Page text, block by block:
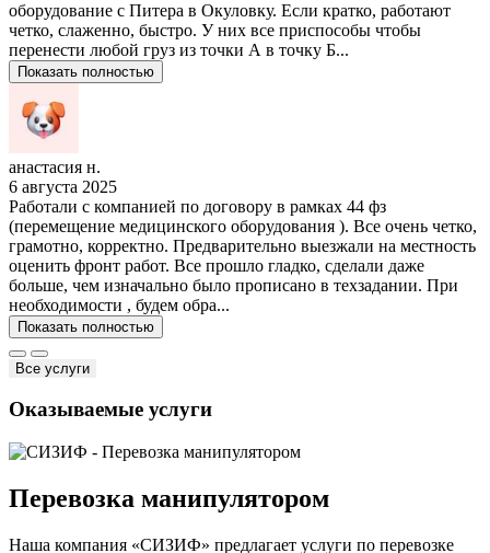
оборудование с Питера в Окуловку. Если кратко, работают
четко, слаженно, быстро. У них все приспособы чтобы
перенести любой груз из точки А в точку Б...
Показать полностью
анастасия н.
6 августа 2025
Работали с компанией по договору в рамках 44 фз
(перемещение медицинского оборудования ). Все очень четко,
грамотно, корректно. Предварительно выезжали на местность
оценить фронт работ. Все прошло гладко, сделали даже
больше, чем изначально было прописано в техзадании. При
необходимости , будем обра...
Показать полностью
Все услуги
Оказываемые услуги
Перевозка манипулятором
Наша компания «СИЗИФ» предлагает услуги по перевозке